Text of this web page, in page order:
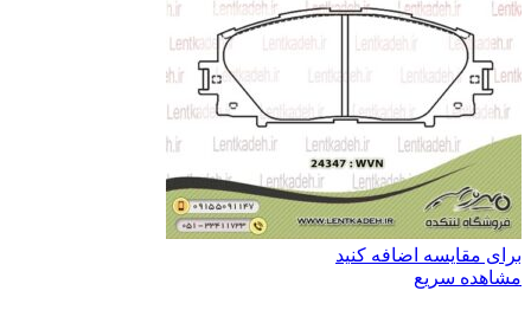
برای مقایسه اضافه کنید
مشاهده سریع